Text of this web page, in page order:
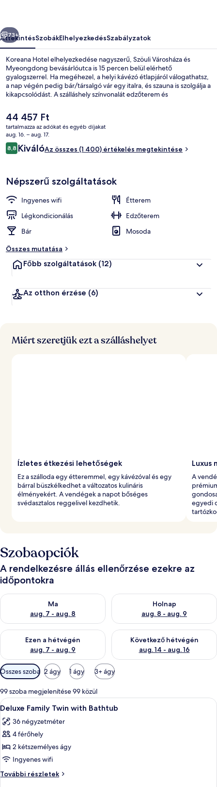
Következő
73+
ÁttekintésSzobákElhelyezkedésSzabályzatok
Koreana Hotel elhelyezkedése nagyszerű, Szöuli Városháza és
Myeongdong bevásárlóutca is 15 percen belül elérhető
gyalogszerrel. Ha megéhezel, a helyi kávézó étlapjáról válogathatsz,
a nap végén pedig bár/társalgó vár egy italra, és szauna is szolgálja a
kikapcsolódást. A szálláshely színvonalát edzőterem és
elhelyezkedését a városnézés szempontjából és azért is, mert
gyalog is jól elérhető a tömegközlekedés: Gwanghwamun
metróállomás 2 percre, City Hall metróállomás pedig 2 percre van.
A
jelenlegi
ár
44 457 Ft
44 457 Ft
tartalmazza az adókat és egyéb díjakat
aug. 16. – aug. 17.
Értékelések
8,88,8 ennyiből: 10
KiválóAz összes (1 400) értékelés megtekintése
Népszerű szolgáltatások
Ingyenes wifi
Étterem
Légkondicionálás
Edzőterem
Bár
Mosoda
Összes mutatása
Főbb szolgáltatások (12)
Az otthon érzése (6)
Miért szeretjük ezt a szálláshelyet
Ízletes étkezési lehetőségek
Ez a szálloda egy étteremmel, egy kávézóval és egy
bárral büszkélkedhet a változatos kulináris
élményekért. A vendégek a napot bőséges
svédasztalos reggelivel kezdhetik.
Luxus
A
egyedi
Szobaopciók
A rendelkezésre állás ellenőrzése ezekre az
időpontokra
Ma
aug. 7 - aug. 8
A ma esti rendelkezésre állás ellenőrzése: aug. 7 - aug. 8
Holnap
aug. 8 - aug. 9
A holnapi rendelkezésre állás
Ezen a hétvégén
aug. 7 - aug. 9
A mostani hétvégi rendelkezésre állás ellenőrzése: aug. 7 -
Következő hétvégén
aug. 14 - aug. 16
A következő hétvégi
Szobákhoz
rendelkezésre
álló
szűrők
Összes szoba 2 ágy 1 ágy 3+ ágy
99 szoba megjelenítése 99 közül
A
következő
szoba
összes
képének
megtekintése:
Deluxe
Family
Prémium ágynemű, széf a szobában,
3
Deluxe Family Twin with Bathtub
36 négyzetméter
4 férőhely
2 kétszemélyes ágy
Ingyenes wifi
További részletek
Deluxe